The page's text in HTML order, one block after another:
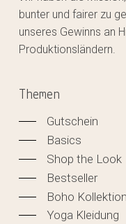
bunter und fairer zu
unseres Gewinns an
Produktionsländern.
Themen
Gutschein
Basics
Shop the Look
Bestseller
Boho Kollektion
Yoga Kleidung